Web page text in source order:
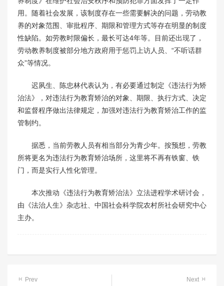
用。随着社会发展，该制度存在一些需要解决的问题，劳动教
养的对象范围、审批程序、期限和管理方式等存在明显的制度
性缺陷。如劳教时限偏长，最长可达4年等。目前还出现了，
劳动教养制度被部分地方政府用于惩罚上访人员、“不听话群
众”等情况。
迟夙生、陈忠林代表认为，有必要通过制定《违法行为矫
治法》，对违法行为教育矫治的对象、期限、执行方式、决定
和监督程序做出法律规定，加强对违法行为教育矫治工作的监
管制约。
据悉，当前劳教人员有相当部分为青少年。按预想，劳教
所将更名为违法行为教育矫治场所，这里将不再有铁窗、铁
门，而是实行人性化管理。
本次推动《违法行为教育矫治法》立法进程学术研讨会，
由《法治人生》杂志社、中国社会科学院农村所社会研究中心
主办。
Prev Next